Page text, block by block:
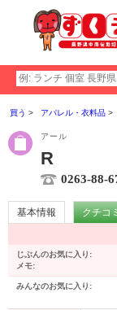
買う アパレル・衣料品
アール
R
0263-88-
基本情報 クチコ
じぶんのお気に入り:
メモ:
みんなのお気に入り: